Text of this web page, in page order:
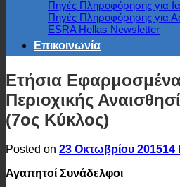
Πηγές Πληροφόρησης για
Πηγές Πληροφόρησης για
ESRA Hellas Newsletter
Επικοινωνία
Ετήσια Εφαρμοσμένα
Περιοχικής
(7ος Κύκλος)
Posted on 23 Οκτωβρίου 201514
Αγαπητοί Συνάδελφοι